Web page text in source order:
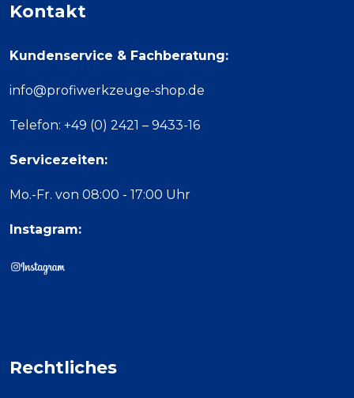
Kontakt
Kundenservice & Fachberatung:
info@profiwerkzeuge-shop.de
Telefon: +49 (0) 2421 – 9433-16
Servicezeiten:
Mo.-Fr. von 08:00 - 17:00 Uhr
Instagram:
Rechtliches